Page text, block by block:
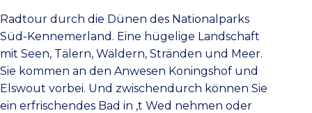
Radtour durch die Dünen des Nationalparks
Süd-Kennemerland. Eine hügelige Landschaft
mit Seen, Tälern, Wäldern, Stränden und Meer.
Sie kommen an den Anwesen Koningshof und
Elswout vorbei. Und zwischendurch können Sie
ein erfrischendes Bad in ‚t Wed nehmen oder